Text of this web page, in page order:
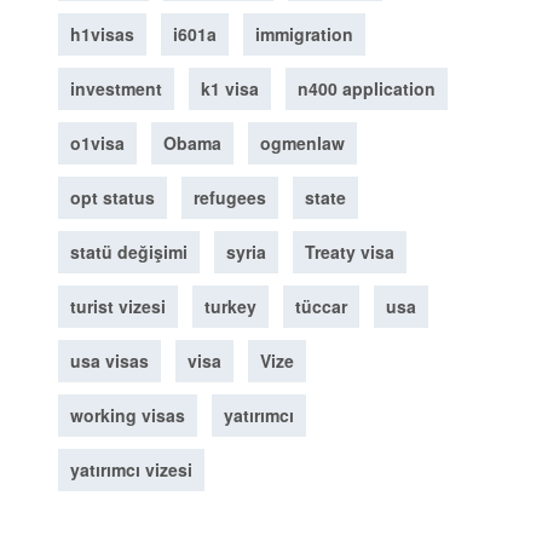
h1visas i601a immigration
investment k1 visa n400 application
o1visa Obama ogmenlaw
opt status refugees state
statü değişimi syria Treaty visa
turist vizesi turkey tüccar usa
usa visas visa Vize
working visas yatırımcı
yatırımcı vizesi